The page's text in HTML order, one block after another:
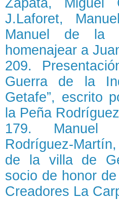
Zapata, Miguel
J.Laforet,
Manuel de la
homenajear a
209.
Guerra de la
Getafe”, escrito
la Peña
179.
Rodríguez-
de la villa de
socio de honor
Creadores La